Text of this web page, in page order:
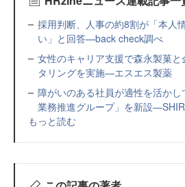
採用判断、人事の約8割が「本人
い」と回答—back check調べ
女性のキャリア支援で森永製菓
タリングを実施—エスエス製薬
障がいのある社員が適性を活か
業務推進グループ」を新設
もっと読む